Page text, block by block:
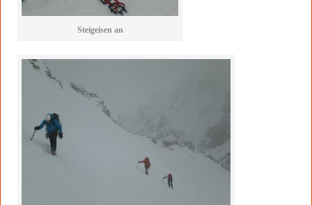
Steigeisen an